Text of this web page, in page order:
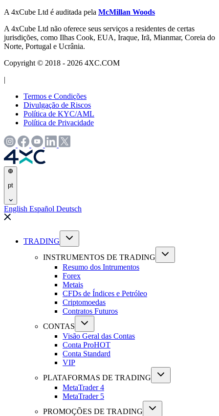
A 4xCube Ltd é auditada pela McMillan Woods
A 4xCube Ltd não oferece seus serviços a residentes de certas
jurisdições, como Ilhas Cook, EUA, Iraque, Irã, Mianmar, Coreia do
Norte, Portugal e Ucrânia.
Copyright © 2018 - 2026 4XC.COM
|
Termos e Condições
Divulgação de Riscos
Política de KYC/AML
Política de Privacidade
pt
English Español Deutsch
TRADING
INSTRUMENTOS DE TRADING
Resumo dos Intrumentos
Forex
Metais
CFDs de Índices e Petróleo
Criptomoedas
Contratos Futuros
CONTAS
Visão Geral das Contas
Conta ProHOT
Conta Standard
VIP
PLATAFORMAS DE TRADING
MetaTrader 4
MetaTrader 5
PROMOÇÕES DE TRADING